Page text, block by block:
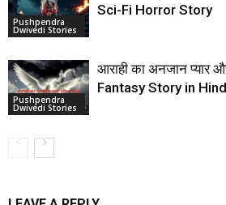
Pushpendra
Dwivedi Stories
Sci-Fi Horror Story
Pushpendra
Dwivedi Stories
आराही का अनजान प्यार
Fantasy Story in